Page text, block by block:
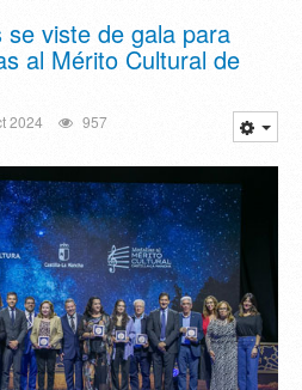
viste de gala para
al Mérito Cultural de
2024 957